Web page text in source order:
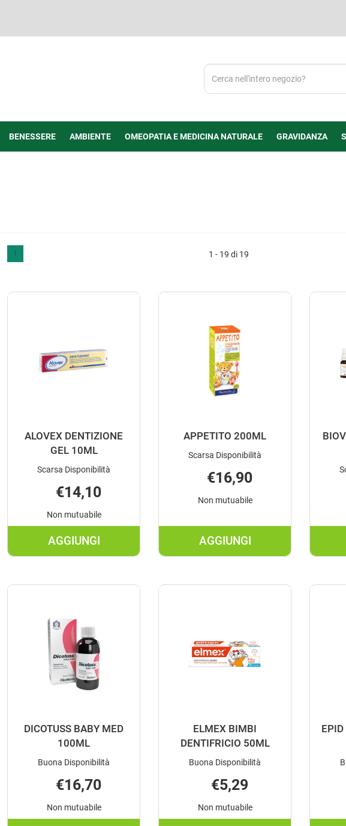
Cerca
Prodotto
BENESSERE AMBIENTE OMEOPATIA E MEDICINA NATURALE GRAVIDANZA
1 1 - 19 di 19
ALOVEX DENTIZIONE
GEL 10ML
Scarsa Disponibilità
€14,10
Non mutuabile
AGGIUNGI
AGGIUNGI ALOVEX
GEL
APPETITO 200ML
Scarsa Disponibilità
€16,90
Non mutuabile
AGGIUNGI
AGGIUNGI APPETITO
CARRELLO
DICOTUSS BABY MED
100ML
Buona Disponibilità
€16,70
Non mutuabile
ELMEX BIMBI
DENTIFRICIO 50ML
Buona Disponibilità
€5,29
Non mutuabile